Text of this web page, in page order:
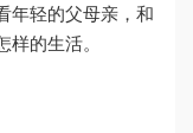
年轻的父母亲，和
的生活。